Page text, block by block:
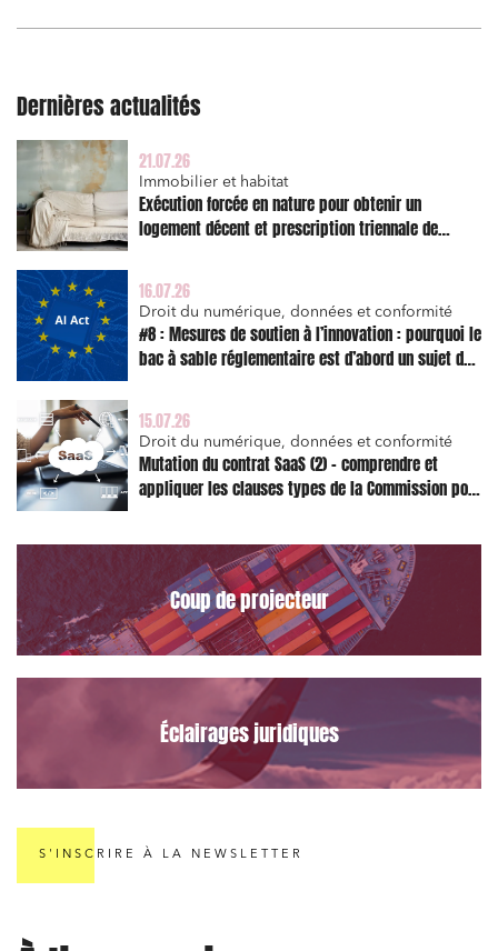
Dernières actualités
21.07.26
Immobilier et habitat
Exécution forcée en nature pour obtenir un
logement décent et prescription triennale de
16.07.26
Droit du numérique, données et conformité
#8 : Mesures de soutien à l’innovation : pourquoi le
bac à sable réglementaire est d’abord un sujet de
15.07.26
Droit du numérique, données et conformité
Mutation du contrat SaaS (2) – comprendre et
appliquer les clauses types de la Commission pour
Coup de projecteur
Éclairages juridiques
S'INSCRIRE À LA NEWSLETTER
Urbanisme et aménagement
Banque finance et assurance
Droit des sociétés et Fusions-Acquisitions
J'ai lu et j'accepte la